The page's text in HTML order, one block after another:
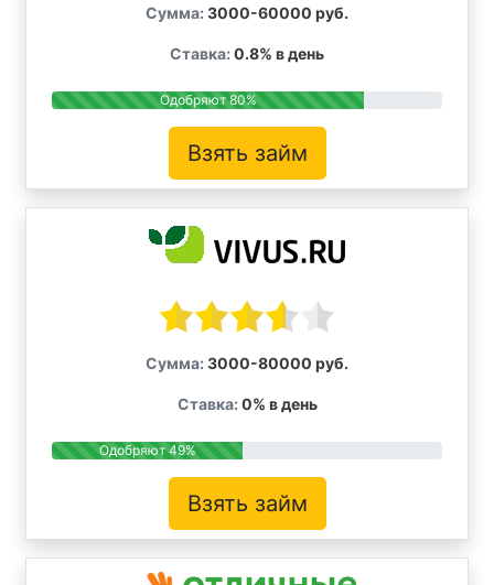
Сумма: 3000-60000 руб.
Ставка: 0.8% в день
Одобряют 80%
Взять займ
Сумма: 3000-80000 руб.
Ставка: 0% в день
Одобряют 49%
Взять займ